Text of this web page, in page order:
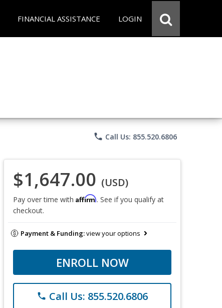
FINANCIAL ASSISTANCE LOGIN
phone Call Us: 855.520.6806
$1,647.00 (USD)
Pay over time with Affirm. See if you qualify at
checkout.
Payment & Funding:view your options
ENROLL NOW
phone Call Us: 855.520.6806